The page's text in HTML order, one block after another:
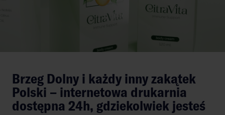
Brzeg Dolny i każdy inny zakątek
Polski – internetowa drukarnia
dostępna 24h, gdziekolwiek jesteś